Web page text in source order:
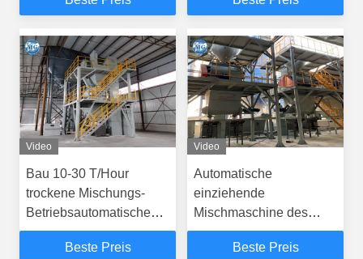
Mörsermaschine
mischende Ausrüstung
Video
Bau 10-30 T/Hour
trockene Mischungs-
Betriebsautomatische
Fütterung und
VerpackenBeste Preis
Video
Automatische
einziehende
Mischmaschine des
trockenen Mörser-30T/H
für die Fliesen-Kleber-
Beste Preis